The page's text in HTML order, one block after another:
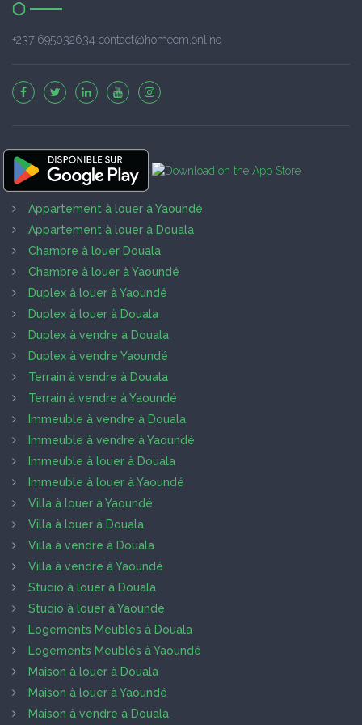
+237 695032634 contact@homecm.online
Appartement à louer à Yaoundé
Appartement à louer à Douala
Chambre à louer Douala
Chambre à louer à Yaoundé
Duplex à louer à Yaoundé
Duplex à louer à Douala
Duplex à vendre à Douala
Duplex à vendre Yaoundé
Terrain à vendre à Douala
Terrain à vendre à Yaoundé
Immeuble à vendre à Douala
Immeuble à vendre à Yaoundé
Immeuble à louer à Douala
Immeuble à louer à Yaoundé
Villa à louer à Yaoundé
Villa à louer à Douala
Villa à vendre à Douala
Villa à vendre à Yaoundé
Studio à louer à Douala
Studio à louer à Yaoundé
Logements Meublés à Douala
Logements Meublés à Yaoundé
Maison à louer à Douala
Maison à louer à Yaoundé
Maison à vendre à Douala